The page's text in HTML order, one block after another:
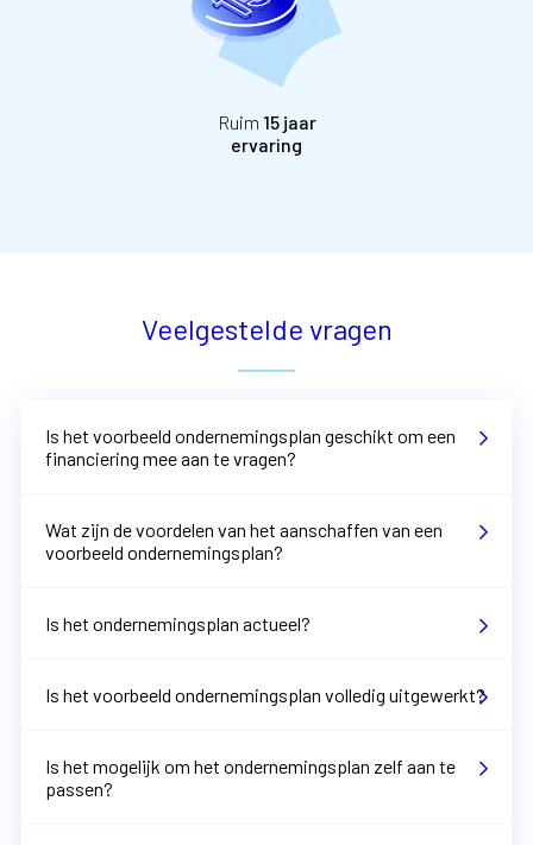
Ruim 15 jaar
ervaring
Veelgestelde vragen
Is het voorbeeld ondernemingsplan geschikt om een
financiering mee aan te vragen?
Wat zijn de voordelen van het aanschaffen van een
voorbeeld ondernemingsplan?
Is het ondernemingsplan actueel?
Is het voorbeeld ondernemingsplan volledig uitgewerkt?
Is het mogelijk om het ondernemingsplan zelf aan te
passen?